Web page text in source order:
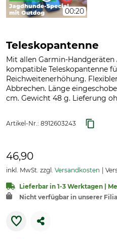
00:20
Teleskopantenne
Mit allen Garmin-
kompatible Teleskopantenne
Reichweitenerhöhung.
Abbrechen. Länge
cm. Gewicht 48 g. Lieferung
Artikel-Nr.: 8912603243
46,90
inkl. MwSt. zzgl. Versandkosten
Lieferbar in 1-3 Werktagen |
Nicht verfügbar in unserer